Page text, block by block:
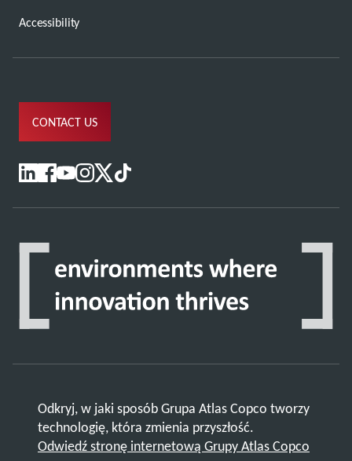
Accessibility
CONTACT US
Odkryj, w jaki sposób Grupa Atlas Copco tworzy
technologię, która zmienia przyszłość.
Odwiedź stronę internetową Grupy Atlas Copco